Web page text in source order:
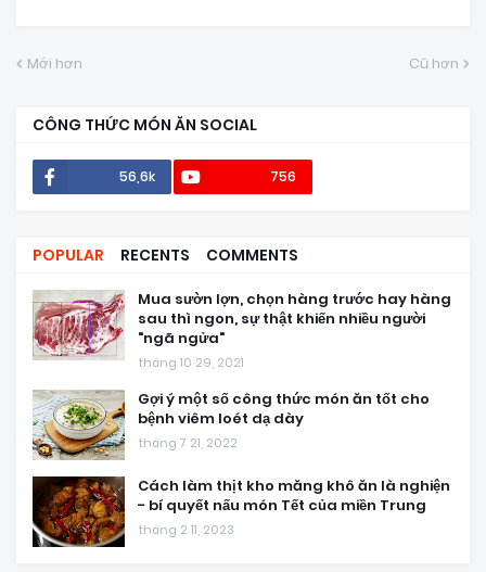
Mới hơn Cũ hơn
CÔNG THỨC MÓN ĂN SOCIAL
56,6k 756
POPULAR RECENTS COMMENTS
Mua sườn lợn, chọn hàng trước hay hàng
sau thì ngon, sự thật khiến nhiều người
"ngã ngửa"
tháng 10 29, 2021
Gợi ý một số công thức món ăn tốt cho
bệnh viêm loét dạ dày
tháng 7 21, 2022
Cách làm thịt kho măng khô ăn là nghiện
- bí quyết nấu món Tết của miền Trung
tháng 2 11, 2023